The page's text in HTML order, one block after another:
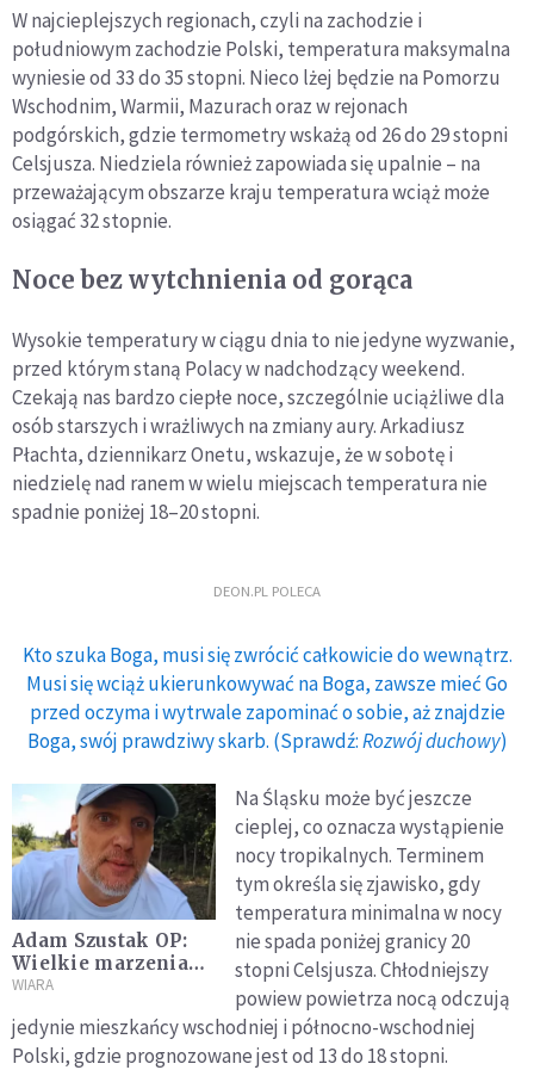
W najcieplejszych regionach, czyli na zachodzie i
południowym zachodzie Polski, temperatura maksymalna
wyniesie od 33 do 35 stopni. Nieco lżej będzie na Pomorzu
Wschodnim, Warmii, Mazurach oraz w rejonach
podgórskich, gdzie termometry wskażą od 26 do 29 stopni
Celsjusza. Niedziela również zapowiada się upalnie – na
przeważającym obszarze kraju temperatura wciąż może
osiągać 32 stopnie.
Noce bez wytchnienia od gorąca
Wysokie temperatury w ciągu dnia to nie jedyne wyzwanie,
przed którym staną Polacy w nadchodzący weekend.
Czekają nas bardzo ciepłe noce, szczególnie uciążliwe dla
osób starszych i wrażliwych na zmiany aury. Arkadiusz
Płachta, dziennikarz Onetu, wskazuje, że w sobotę i
niedzielę nad ranem w wielu miejscach temperatura nie
spadnie poniżej 18–20 stopni.
DEON.PL POLECA
Kto szuka Boga, musi się zwrócić całkowicie do wewnątrz.
Musi się wciąż ukierunkowywać na Boga, zawsze mieć Go
przed oczyma i wytrwale zapominać o sobie, aż znajdzie
Boga, swój prawdziwy skarb. (Sprawdź:Rozwój duchowy)
Adam Szustak OP:
Wielkie marzenia
mają swoją cenę;
warto mieć trochę
"nieudane", zwykłe
WIARA
Na Śląsku może być jeszcze
cieplej, co oznacza wystąpienie
nocy tropikalnych. Terminem
tym określa się zjawisko, gdy
temperatura minimalna w nocy
nie spada poniżej granicy 20
stopni Celsjusza. Chłodniejszy
powiew powietrza nocą odczują
jedynie mieszkańcy wschodniej i północno-wschodniej
Polski, gdzie prognozowane jest od 13 do 18 stopni.